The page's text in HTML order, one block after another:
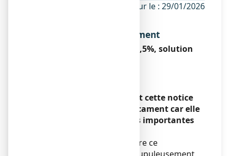
ANSM - Mis à jour le : 29/01/2026
Dénomination du médicament
LACTULOSE COOPER 66,5%, solution
Veuillez lire attentivement cette notice
avant de prendre ce médicament car elle
contient des informations importantes
Vous devez toujours prendre ce